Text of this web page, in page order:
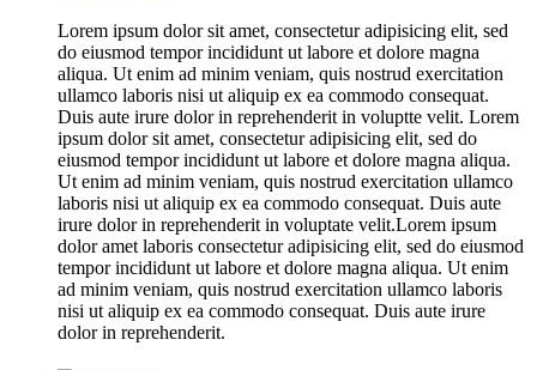
Lorem ipsum dolor sit amet, consectetur adipisicing elit, sed
do eiusmod tempor incididunt ut labore et dolore magna
aliqua. Ut enim ad minim veniam, quis nostrud exercitation
ullamco laboris nisi ut aliquip ex ea commodo consequat.
Duis aute irure dolor in reprehenderit in voluptte velit. Lorem
ipsum dolor sit amet, consectetur adipisicing elit, sed do
eiusmod tempor incididunt ut labore et dolore magna aliqua.
Ut enim ad minim veniam, quis nostrud exercitation ullamco
laboris nisi ut aliquip ex ea commodo consequat. Duis aute
irure dolor in reprehenderit in voluptate velit.Lorem ipsum
dolor amet laboris consectetur adipisicing elit, sed do eiusmod
tempor incididunt ut labore et dolore magna aliqua. Ut enim
ad minim veniam, quis nostrud exercitation ullamco laboris
nisi ut aliquip ex ea commodo consequat. Duis aute irure
dolor in reprehenderit.